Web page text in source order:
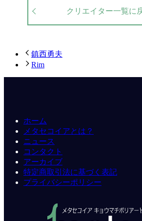
クリエイター一覧に
鎮西勇夫
Rim
ホーム
メタセコイアとは？
ニュース
コンタクト
アーカイブ
特定商取引法に基づく表記
プライバシーポリシー